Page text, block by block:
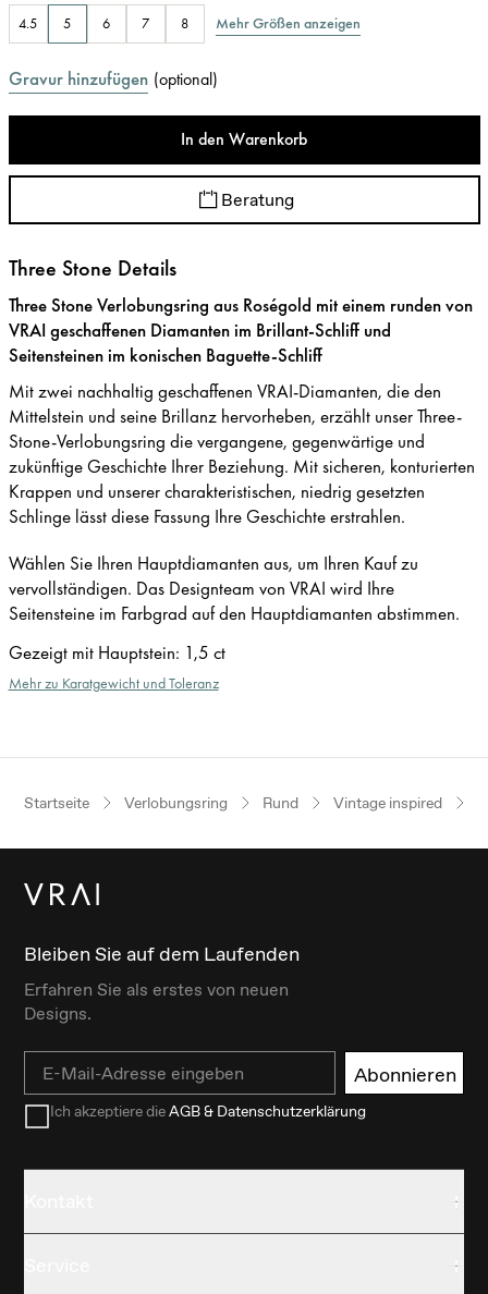
4.5 5 6 7 8 Mehr Größen anzeigen
Gravur hinzufügen (optional)
In den Warenkorb
Beratung
Three Stone Details
Three Stone Verlobungsring aus Roségold mit einem runden von
VRAI geschaffenen Diamanten im Brillant-Schliff und
Seitensteinen im konischen Baguette-Schliff
Mit zwei nachhaltig geschaffenen VRAI-Diamanten, die den
Mittelstein und seine Brillanz hervorheben, erzählt unser Three-
Stone-Verlobungsring die vergangene, gegenwärtige und
zukünftige Geschichte Ihrer Beziehung. Mit sicheren, konturierten
Krappen und unserer charakteristischen, niedrig gesetzten
Schlinge lässt diese Fassung Ihre Geschichte erstrahlen.
Wählen Sie Ihren Hauptdiamanten aus, um Ihren Kauf zu
vervollständigen. Das Designteam von VRAI wird Ihre
Seitensteine im Farbgrad auf den Hauptdiamanten abstimmen.
Gezeigt mit Hauptstein: 1,5 ct
Mehr zu Karatgewicht und Toleranz
Startseite Verlobungsring Rund Vintage inspired
Bleiben Sie auf dem Laufenden
Erfahren Sie als erstes von neuen
Designs.
Email Abonnieren
Ich akzeptiere dieAGB & Datenschutzerklärung